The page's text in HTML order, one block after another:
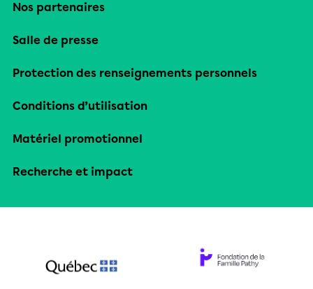
Nos partenaires
Salle de presse
Protection des renseignements personnels
Conditions d’utilisation
Matériel promotionnel
Recherche et impact